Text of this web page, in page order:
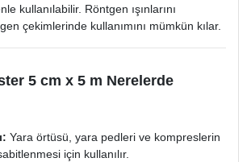
kullanılabilir. Röntgen ışınlarını
çekimlerinde kullanımını mümkün kılar.
5 cm x 5 m Nerelerde
Yara örtüsü, yara pedleri ve kompreslerin
için kullanılır.